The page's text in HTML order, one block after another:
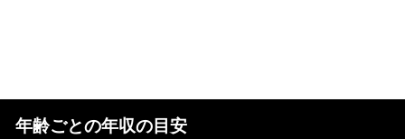
年齢ごとの年収の目安